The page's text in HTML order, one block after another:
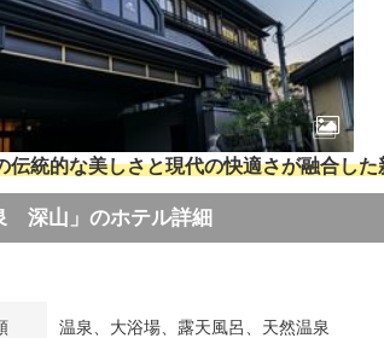
伝統的な美しさと現代の快適さが融合し
深山」のホテル詳細
温泉、大浴場、露天風呂、天然温泉